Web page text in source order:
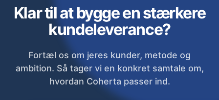
Klar til at bygge en stærkere
kundeleverance?
Fortæl os om jeres kunder, metode og
ambition. Så tager vi en konkret samtale om,
hvordan Coherta passer ind.